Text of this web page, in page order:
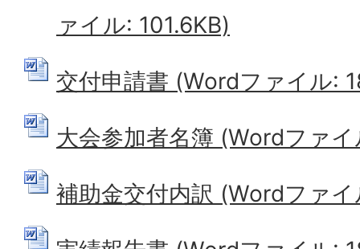
ァイル: 101.6KB)
交付申請書 (Wordファイル:
大会参加者名簿 (Wordファ
補助金交付内訳 (Wordファイ